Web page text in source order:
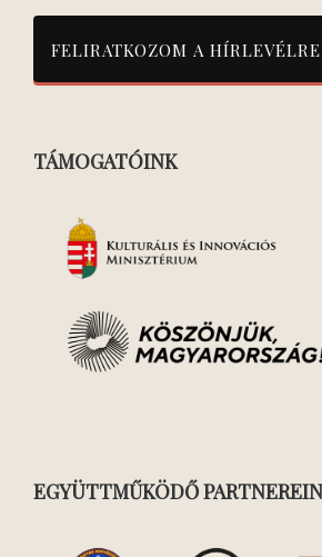
TÁMOGATÓINK
EGYÜTTMŰKÖDŐ